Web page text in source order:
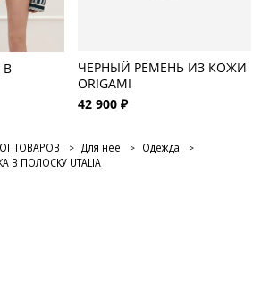
В
ЧЕРНЫЙ РЕМЕНЬ ИЗ КОЖИ
ORIGAMI
42 900 ₽
ТОВАРОВ Для нее
Одежда
ПОЛОСКУ UTALIA